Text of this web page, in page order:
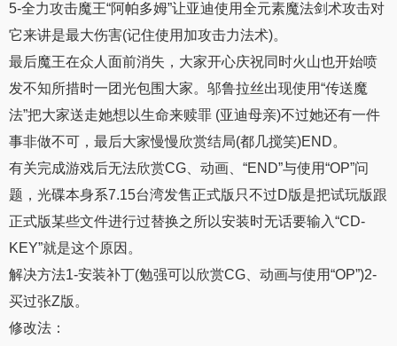
5-全力攻击魔王“阿帕多姆”让亚迪使用全元素魔法剑术攻击对
它来讲是最大伤害(记住使用加攻击力法术)。
最后魔王在众人面前消失，大家开心庆祝同时火山也开始喷
发不知所措时一团光包围大家。邬鲁拉丝出现使用“传送魔
法”把大家送走她想以生命来赎罪 (亚迪母亲)不过她还有一件
事非做不可，最后大家慢慢欣赏结局(都几搅笑)END。
有关完成游戏后无法欣赏CG、动画、“END”与使用“OP”问
题，光碟本身系7.15台湾发售正式版只不过D版是把试玩版跟
正式版某些文件进行过替换之所以安装时无话要输入“CD-
KEY”就是这个原因。
解决方法1-安装补丁(勉强可以欣赏CG、动画与使用“OP”)2-
买过张Z版。
修改法：